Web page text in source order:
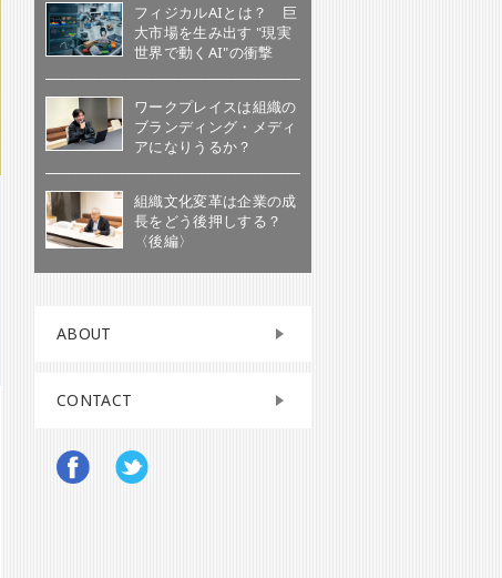
フィジカルAIとは？ 巨
大市場を生み出す "現実
世界で動くAI"の衝撃
ワークプレイスは組織の
ブランディング・メディ
アになりうるか？
組織文化変革は企業の成
長をどう後押しする？
〈後編〉
ABOUT
CONTACT